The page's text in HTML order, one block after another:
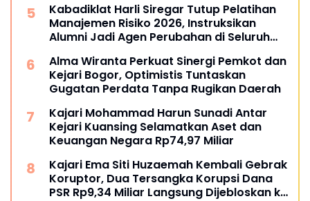
Tempuh Pendidikan Doktor (S3) Hukum
Kabadiklat Harli Siregar Tutup Pelatihan
Manajemen Risiko 2026, Instruksikan
Alumni Jadi Agen Perubahan di Seluruh
Alma Wiranta Perkuat Sinergi Pemkot dan
Kejari Bogor, Optimistis Tuntaskan
Gugatan Perdata Tanpa Rugikan Daerah
Kajari Mohammad Harun Sunadi Antar
Kejari Kuansing Selamatkan Aset dan
Keuangan Negara Rp74,97 Miliar
Kajari Ema Siti Huzaemah Kembali Gebrak
Koruptor, Dua Tersangka Korupsi Dana
PSR Rp9,34 Miliar Langsung Dijebloskan ke